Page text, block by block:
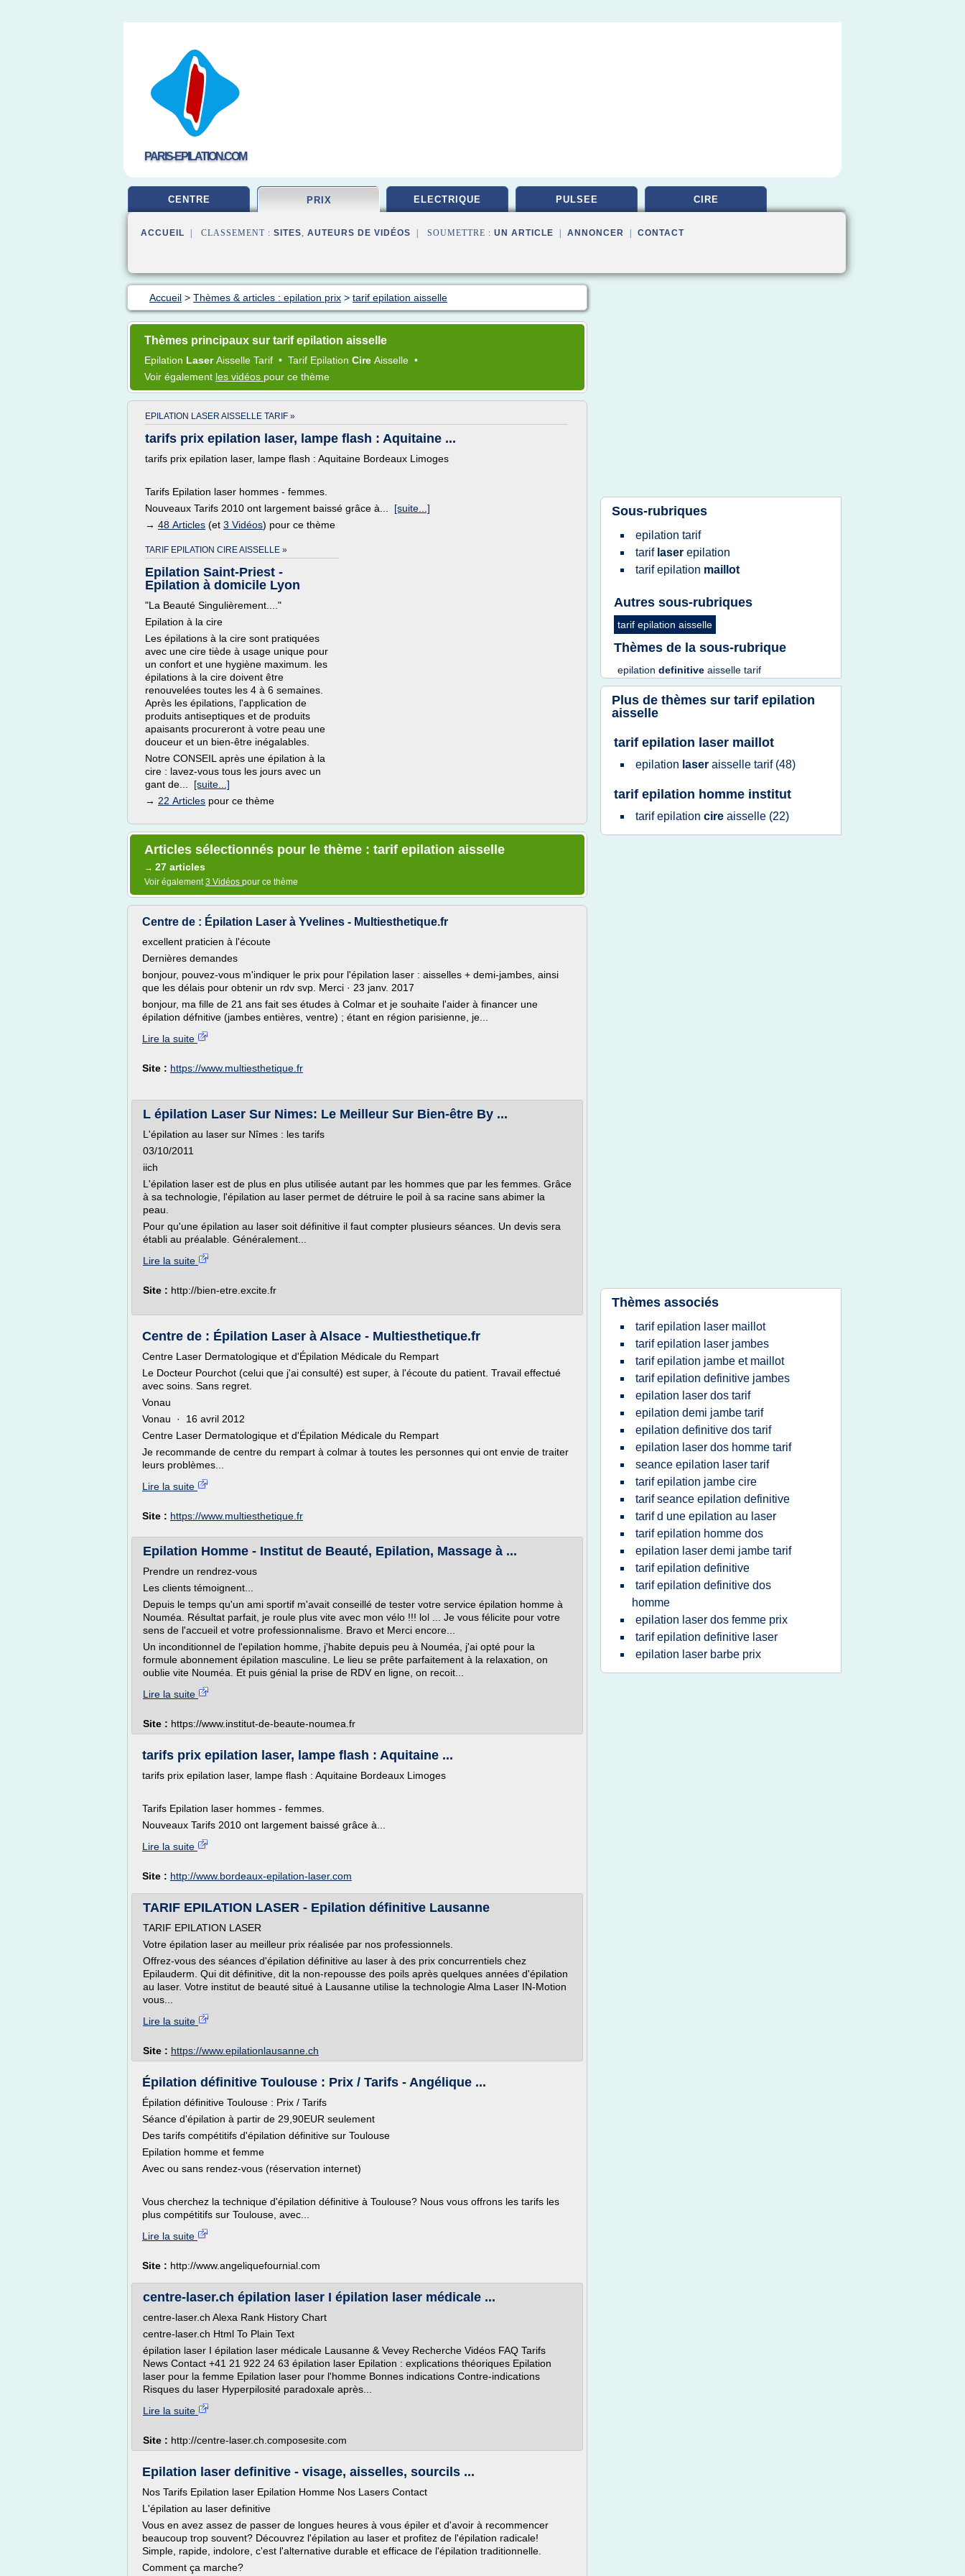
PARIS-EPILATION.COM
CENTRE PRIX ELECTRIQUE PULSEE CIRE
ACCUEIL | CLASSEMENT : SITES, AUTEURS DE VIDÉOS | SOUMETTRE : UN ARTICLE ANNONCER CONTACT
Accueil > Thèmes & articles : epilation prix > tarif epilation aisselle
Thèmes principaux sur tarif epilation aisselle
Epilation LaserAisselle Tarif • Tarif Epilation Cire Aisselle •
Voir également les vidéos pour ce thème
EPILATION LASER AISSELLE TARIF »
tarifs prix epilation laser, lampe flash : Aquitaine ...
tarifs prix epilation laser, lampe flash : Aquitaine Bordeaux Limoges
Tarifs Epilation laser hommes - femmes.
Nouveaux Tarifs 2010 ont largement baissé grâce à... [suite...]
→ 48 Articles (et 3 Vidéos) pour ce thème
TARIF EPILATION CIRE AISSELLE »
Epilation Saint-Priest -
Epilation à domicile Lyon
"La Beauté Singulièrement...."
Epilation à la cire
Les épilations à la cire sont pratiquées
avec une cire tiède à usage unique pour
un confort et une hygiène maximum. les
épilations à la cire doivent être
renouvelées toutes les 4 à 6 semaines.
Après les épilations, l'application de
produits antiseptiques et de produits
apaisants procureront à votre peau une
douceur et un bien-être inégalables.
Notre CONSEIL après une épilation à la
cire : lavez-vous tous les jours avec un
gant de... [suite...]
→ 22 Articles pour ce thème
Articles sélectionnés pour le thème : tarif epilation aisselle
→ 27 articles
Voir également3 Vidéos pour ce thème
Centre de : Épilation Laser à Yvelines - Multiesthetique.fr
excellent praticien à l'écoute
Dernières demandes
bonjour, pouvez-vous m'indiquer le prix pour l'épilation laser : aisselles + demi-jambes, ainsi
que les délais pour obtenir un rdv svp. Merci · 23 janv. 2017
bonjour, ma fille de 21 ans fait ses études à Colmar et je souhaite l'aider à financer une
épilation défnitive (jambes entières, ventre) ; étant en région parisienne, je...
Lire la suite
Site : https://www.multiesthetique.fr
L épilation Laser Sur Nimes: Le Meilleur Sur Bien-être By ...
L'épilation au laser sur Nîmes : les tarifs
03/10/2011
iich
L'épilation laser est de plus en plus utilisée autant par les hommes que par les femmes. Grâce
à sa technologie, l'épilation au laser permet de détruire le poil à sa racine sans abimer la
peau.
Pour qu'une épilation au laser soit définitive il faut compter plusieurs séances. Un devis sera
établi au préalable. Généralement...
Lire la suite
Site : http://bien-etre.excite.fr
Centre de : Épilation Laser à Alsace - Multiesthetique.fr
Centre Laser Dermatologique et d'Épilation Médicale du Rempart
Le Docteur Pourchot (celui que j'ai consulté) est super, à l'écoute du patient. Travail effectué
avec soins. Sans regret.
Vonau
Vonau · 16 avril 2012
Centre Laser Dermatologique et d'Épilation Médicale du Rempart
Je recommande de centre du rempart à colmar à toutes les personnes qui ont envie de traiter
leurs problèmes...
Lire la suite
Site : https://www.multiesthetique.fr
Epilation Homme - Institut de Beauté, Epilation, Massage à ...
Prendre un rendrez-vous
Les clients témoignent...
Depuis le temps qu'un ami sportif m'avait conseillé de tester votre service épilation homme à
Nouméa. Résultat parfait, je roule plus vite avec mon vélo !!! lol ... Je vous félicite pour votre
sens de l'accueil et votre professionnalisme. Bravo et Merci encore...
Un inconditionnel de l'epilation homme, j'habite depuis peu à Nouméa, j'ai opté pour la
formule abonnement épilation masculine. Le lieu se prête parfaitement à la relaxation, on
oublie vite Nouméa. Et puis génial la prise de RDV en ligne, on recoit...
Lire la suite
Site : https://www.institut-de-beaute-noumea.fr
tarifs prix epilation laser, lampe flash : Aquitaine ...
tarifs prix epilation laser, lampe flash : Aquitaine Bordeaux Limoges
Tarifs Epilation laser hommes - femmes.
Nouveaux Tarifs 2010 ont largement baissé grâce à...
Lire la suite
Site : http://www.bordeaux-epilation-laser.com
TARIF EPILATION LASER - Epilation définitive Lausanne
TARIF EPILATION LASER
Votre épilation laser au meilleur prix réalisée par nos professionnels.
Offrez-vous des séances d'épilation définitive au laser à des prix concurrentiels chez
Epilauderm. Qui dit définitive, dit la non-repousse des poils après quelques années d'épilation
au laser. Votre institut de beauté situé à Lausanne utilise la technologie Alma Laser IN-Motion
vous...
Lire la suite
Site : https://www.epilationlausanne.ch
Épilation définitive Toulouse : Prix / Tarifs - Angélique ...
Épilation définitive Toulouse : Prix / Tarifs
Séance d'épilation à partir de 29,90EUR seulement
Des tarifs compétitifs d'épilation définitive sur Toulouse
Epilation homme et femme
Avec ou sans rendez-vous (réservation internet)
Vous cherchez la technique d'épilation définitive à Toulouse? Nous vous offrons les tarifs les
plus compétitifs sur Toulouse, avec...
Lire la suite
Site : http://www.angeliquefournial.com
centre-laser.ch épilation laser I épilation laser médicale ...
centre-laser.ch Alexa Rank History Chart
centre-laser.ch Html To Plain Text
épilation laser I épilation laser médicale Lausanne & Vevey Recherche Vidéos FAQ Tarifs
News Contact +41 21 922 24 63 épilation laser Epilation : explications théoriques Epilation
laser pour la femme Epilation laser pour l'homme Bonnes indications Contre-indications
Risques du laser Hyperpilosité paradoxale après...
Lire la suite
Site : http://centre-laser.ch.composesite.com
Epilation laser definitive - visage, aisselles, sourcils ...
Nos Tarifs Epilation laser Epilation Homme Nos Lasers Contact
L'épilation au laser definitive
Vous en avez assez de passer de longues heures à vous épiler et d'avoir à recommencer
beaucoup trop souvent? Découvrez l'épilation au laser et profitez de l'épilation radicale!
Simple, rapide, indolore, c'est l'alternative durable et efficace de l'épilation traditionnelle.
Comment ça marche?
Sous-rubriques
epilation tarif
tarif laser epilation
tarif epilation maillot
Autres sous-rubriques
tarif epilation aisselle
Thèmes de la sous-rubrique
epilation definitive aisselle tarif
Plus de thèmes sur tarif epilation
aisselle
tarif epilation laser maillot
epilation laser aisselle tarif (48)
tarif epilation homme institut
tarif epilation cire aisselle (22)
Thèmes associés
tarif epilation laser maillot
tarif epilation laser jambes
tarif epilation jambe et maillot
tarif epilation definitive jambes
epilation laser dos tarif
epilation demi jambe tarif
epilation definitive dos tarif
epilation laser dos homme tarif
seance epilation laser tarif
tarif epilation jambe cire
tarif seance epilation definitive
tarif d une epilation au laser
tarif epilation homme dos
epilation laser demi jambe tarif
tarif epilation definitive
tarif epilation definitive dos
homme
epilation laser dos femme prix
tarif epilation definitive laser
epilation laser barbe prix